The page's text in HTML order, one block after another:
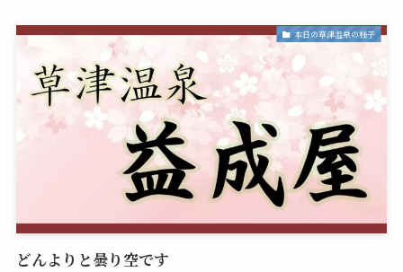
本日の草津温泉の様子
どんよりと曇り空です